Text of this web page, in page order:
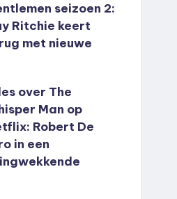
seizoen 2:
Ritchie keert
met nieuwe
over The
Man op
Robert De
in een